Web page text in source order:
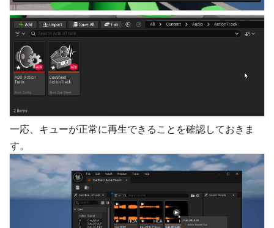
一応、キューが正常に再生できることを確認しておきま
す。